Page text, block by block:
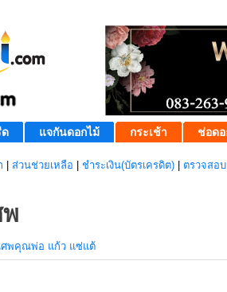
ด แจกันดอกไม้ กระเช้า ช่อดอ
ส่วนช่วยเหลือ ชำระเงิน(บัตรเครดิต) ตรวจสอ
ศพคุณพ่อ แก้ว แซ่แต้